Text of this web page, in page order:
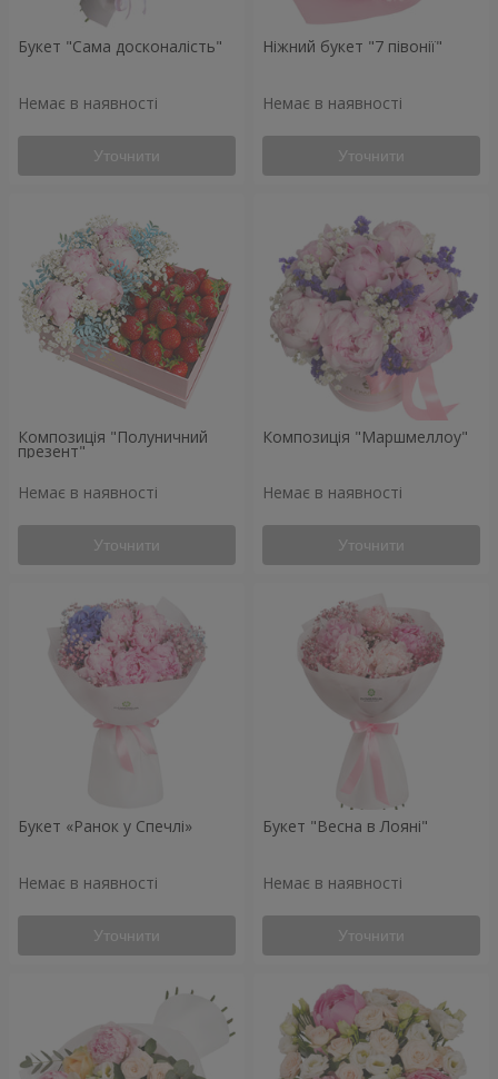
Букет "Сама досконалість"
Немає в наявності
Уточнити
Ніжний букет "7 півонії"
Немає в наявності
Уточнити
Композиція "Полуничний
презент"
Немає в наявності
Уточнити
Композиція "Маршмеллоу"
Немає в наявності
Уточнити
Букет «Ранок у Спечлі»
Немає в наявності
Уточнити
Букет "Весна в Лояні"
Немає в наявності
Уточнити